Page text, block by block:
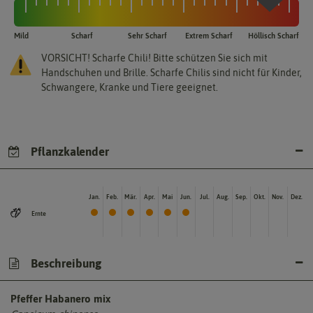
Mild Scharf Sehr Scharf Extrem Scharf Höllisch Scharf
VORSICHT! Scharfe Chili! Bitte schützen Sie sich mit
Handschuhen und Brille. Scharfe Chilis sind nicht für Kinder,
Schwangere, Kranke und Tiere geeignet.
Pflanzkalender
Ernte
Jan. Feb. Mär. Apr. Mai Jun. Jul. Aug. Sep. Okt. Nov. Dez.
Beschreibung
Pfeffer Habanero mix